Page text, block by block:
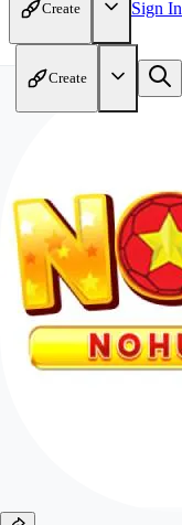
Create Sign In
Create